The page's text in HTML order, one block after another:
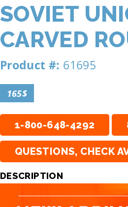
SOVIET
CARVED
Product #: 61695
165$
1-800-648-4292
QUESTIONS, CHECK
DESCRIPTION